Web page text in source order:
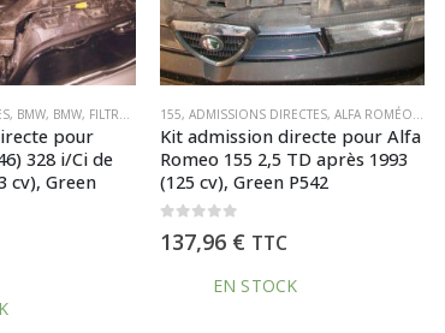
MARQUE,SÉRIE 3 E46 II 01->05,SIMPLE CÔNE
,ALFA ROMÉO, ALFA ROMÉO,FILTRES, FILTRES GREEN, PIECES PAR
pour Alfa
après 1993
ADMISSIONS DIRECTES,BMW ,BMW,FILTRES
Kit admission directe pour
Bmw Serie 3 (E46) 316i après
2002 (115 cv), Green P555
106,96 € TTC
EN STOCK